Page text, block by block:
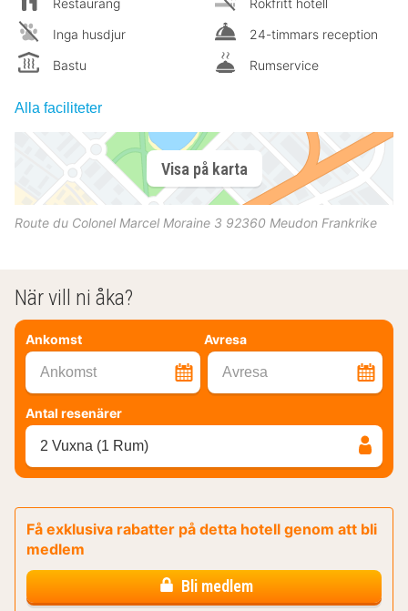
Restaurang
Inga husdjur
Bastu
Rökfritt hotell
24-timmars reception
Rumservice
Alla faciliteter
Visa på karta
Route du Colonel Marcel Moraine 3 92360 Meudon Frankrike
När vill ni åka?
Ankomst Avresa
Ankomst Avresa
Antal resenärer
2 Vuxna (1 Rum)
Få exklusiva rabatter på detta hotell genom att bli
medlem
Bli medlem